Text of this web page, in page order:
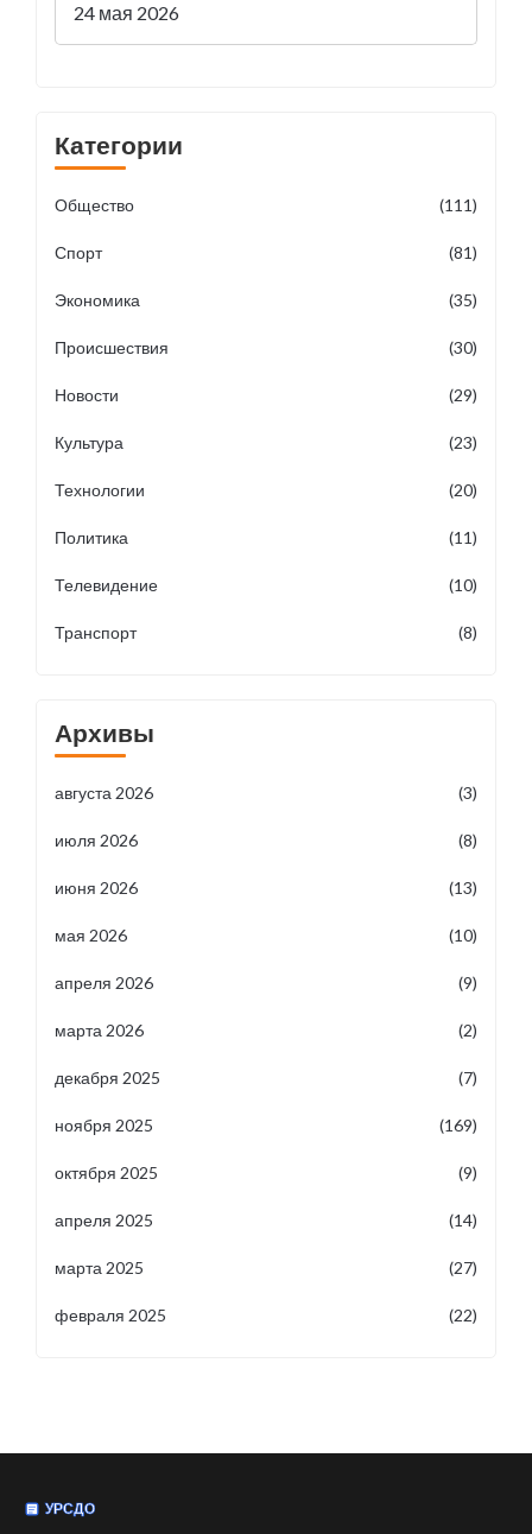
24 мая 2026
Категории
Общество (111)
Спорт (81)
Экономика (35)
Происшествия (30)
Новости (29)
Культура (23)
Технологии (20)
Политика (11)
Телевидение (10)
Транспорт (8)
Архивы
августа 2026 (3)
июля 2026 (8)
июня 2026 (13)
мая 2026 (10)
апреля 2026 (9)
марта 2026 (2)
декабря 2025 (7)
ноября 2025 (169)
октября 2025 (9)
апреля 2025 (14)
марта 2025 (27)
февраля 2025 (22)